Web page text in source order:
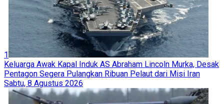
1
Keluarga Awak Kapal Induk AS Abraham Lincoln Murka, Desak
Pentagon Segera Pulangkan Ribuan Pelaut dari Misi Iran
Sabtu, 8 Agustus 2026